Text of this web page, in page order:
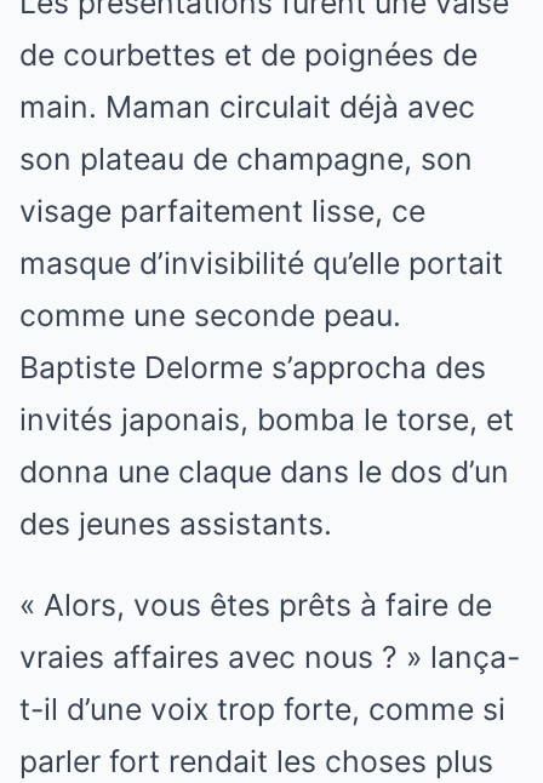
de courbettes et de poignées de
main. Maman circulait déjà avec
son plateau de champagne, son
visage parfaitement lisse, ce
masque d’invisibilité qu’elle portait
comme une seconde peau.
Baptiste Delorme s’approcha des
invités japonais, bomba le torse, et
donna une claque dans le dos d’un
des jeunes assistants.
« Alors, vous êtes prêts à faire de
vraies affaires avec nous ? » lança-
t-il d’une voix trop forte, comme si
parler fort rendait les choses plus